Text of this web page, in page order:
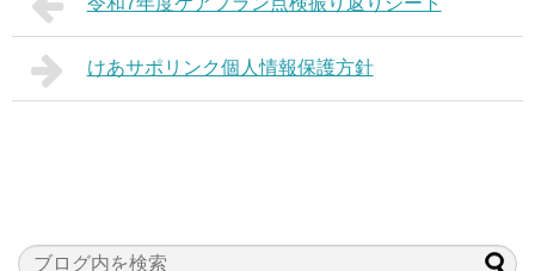
けあサポリンク個人情報保護方針